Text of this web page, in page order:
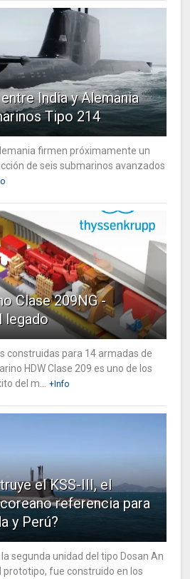
India y Alemania
Tipo 214
firmen próximamente un
de seis submarinos avanzados
Clase 209NG -
legado
construidas para 14 armadas de
HDW Clase 209 es uno de los
del m...
+Info
el KSS-III, el
referencia para
y Perú?
segunda unidad del tipo Dosan An
prototipo, fue construido en los